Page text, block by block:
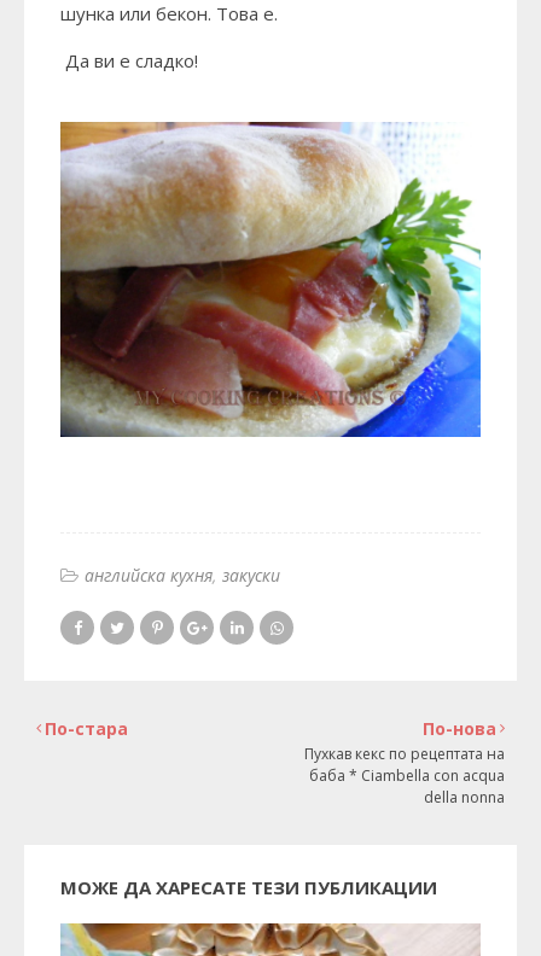
шунка или бекон. Това е.
Да ви е сладко!
английска кухня закуски
По-нова
Пухкав кекс по рецептата на
баба * Ciambella con acqua
della nonna
По-стара
МОЖЕ ДА ХАРЕСАТЕ ТЕЗИ ПУБЛИКАЦИИ